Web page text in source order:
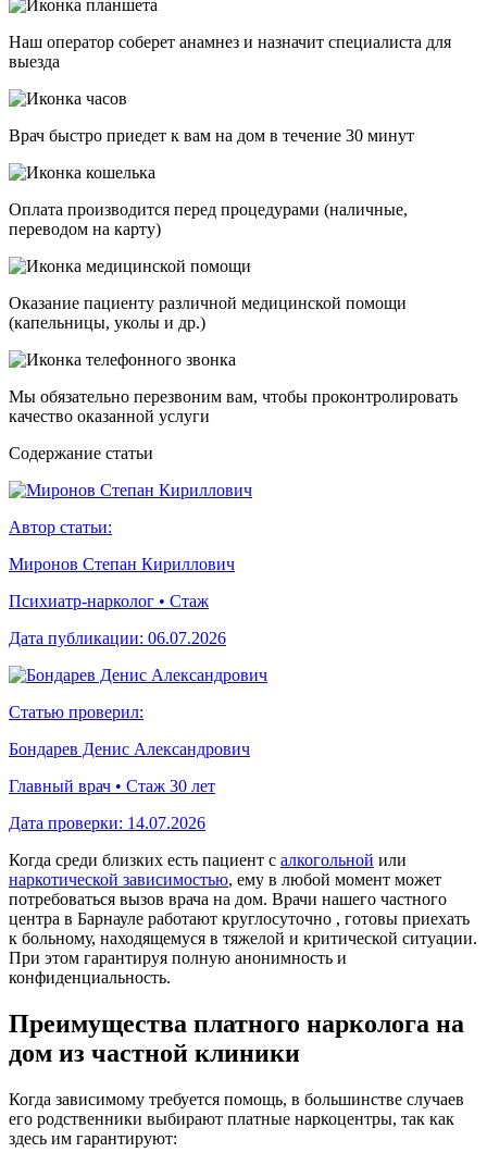
Наш оператор соберет анамнез и назначит специалиста для
выезда
Врач быстро приедет к вам на дом в течение 30 минут
Оплата производится перед процедурами (наличные,
переводом на карту)
Оказание пациенту различной медицинской помощи
(капельницы, уколы и др.)
Мы обязательно перезвоним вам, чтобы проконтролировать
качество оказанной услуги
Cодержание статьи
Автор статьи:
Миронов Степан Кириллович
Психиатр-нарколог • Стаж
Дата публикации: 06.07.2026
Статью проверил:
Бондарев Денис Александрович
Главный врач • Стаж 30 лет
Дата проверки: 14.07.2026
Когда среди близких есть пациент с алкогольной или
наркотической зависимостью, ему в любой момент может
потребоваться вызов врача на дом. Врачи нашего частного
центра в Барнауле работают круглосуточно , готовы приехать
к больному, находящемуся в тяжелой и критической ситуации.
При этом гарантируя полную анонимность и
конфиденциальность.
Преимущества платного нарколога на
дом из частной клиники
Когда зависимому требуется помощь, в большинстве случаев
его родственники выбирают платные наркоцентры, так как
здесь им гарантируют: